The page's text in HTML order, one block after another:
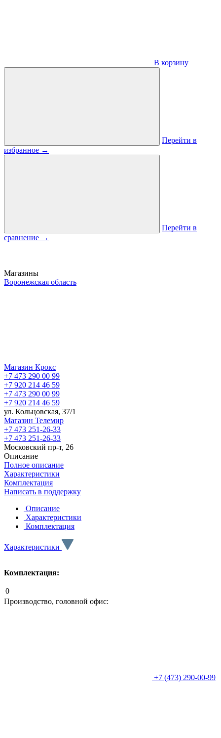
В корзину
Перейти в
избранное →
Перейти в
сравнение →
Магазины
Воронежская область
Магазин Крокс
+7 473 290 00 99
+7 920 214 46 59
+7 473 290 00 99
+7 920 214 46 59
ул. Кольцовская, 37/1
Магазин Телемир
+7 473 251-26-33
+7 473 251-26-33
Московский пр-т, 26
Описание
Полное описание
Характеристики
Комплектация
Написать в поддержку
Описание
Характеристики
Комплектация
Характеристики
Комплектация:
0
Производство, головной офис:
+7 (473) 290-00-99